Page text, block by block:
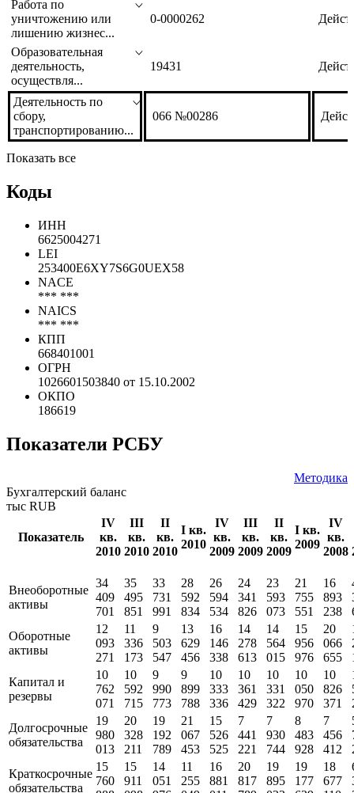
Деятельность по
перевозкам
пассажиров и ...
Л022-00112-66/00657806
Работа по
уничтожению или
лишению жизнес...
0-0000262
Образовательная
деятельность,
осуществля...
19431
Деятельность по
транспортированию...
Коды
ИНН
6625004271
LEI
253400E6XY7S6G0UEX58
NACE
*** ***
NAICS
*** ***
КПП
668401001
1026601503840 от 15.10.2002
ОКПО
Показатели РСБУ
Методика
Бухгалтерский баланс
Показатель
IV
кв.
2010
III
кв.
2010
II
кв.
2010
I кв.
2010
IV
кв.
2009
III
кв.
2009
II
кв.
2009
I кв.
2009
IV
кв.
2008
Внеоборотные
активы
34
409
701
35
495
851
33
731
991
28
592
834
26
594
534
24
341
826
23
593
073
21
755
551
16
893
238
Оборотные
активы
12
093
271
11
336
173
9
503
547
13
629
456
16
146
338
14
278
613
14
564
015
15
956
976
20
066
655
Капитал и
резервы
10
762
071
10
592
715
9
990
773
9
899
788
10
333
336
10
361
429
10
331
322
10
050
970
10
826
371
Долгосрочные
19
980
20
328
19
192
21
067
15
526
7
441
7
930
8
483
7
456